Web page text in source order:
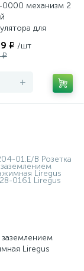
0000 механизм 2
для
Merten
₽ /шт
₽
+
заземлением
Liregus